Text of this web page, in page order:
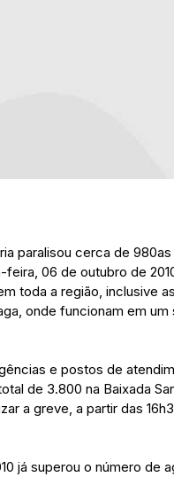
paralisou cerca de
06 de outubro de
toda a região, inclusive
onde funcionam em
e postos de
de 3.800 na Baixada
a greve, a partir das
já superou o número